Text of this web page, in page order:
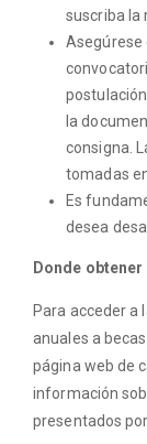
suscriba la
Asegúrese
la
consigna.
tomadas
Es
desea
Donde
Para acceder a
anuales a
página web de
información
presentados